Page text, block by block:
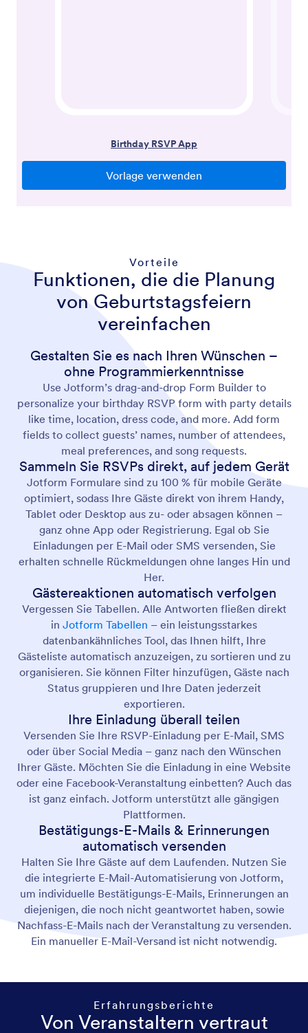
Vorteile
Funktionen, die die Planung
von Geburtstagsfeiern
vereinfachen
Gestalten Sie es nach Ihren Wünschen –
ohne Programmierkenntnisse
Use Jotform’s drag-and-drop Form Builder to
personalize your birthday RSVP form with party details
like time, location, dress code, and more. Add form
fields to collect guests’ names, number of attendees,
meal preferences, and song requests.
Sammeln Sie RSVPs direkt, auf jedem Gerät
Jotform Formulare sind zu 100 % für mobile Geräte
optimiert, sodass Ihre Gäste direkt von ihrem Handy,
Tablet oder Desktop aus zu- oder absagen können –
ganz ohne App oder Registrierung. Egal ob Sie
Einladungen per E-Mail oder SMS versenden, Sie
erhalten schnelle Rückmeldungen ohne langes Hin und
Her.
Gästereaktionen automatisch verfolgen
Vergessen Sie Tabellen. Alle Antworten fließen direkt
in Jotform Tabellen – ein leistungsstarkes
datenbankähnliches Tool, das Ihnen hilft, Ihre
Gästeliste automatisch anzuzeigen, zu sortieren und zu
organisieren. Sie können Filter hinzufügen, Gäste nach
Status gruppieren und Ihre Daten jederzeit
exportieren.
Ihre Einladung überall teilen
Versenden Sie Ihre RSVP-Einladung per E-Mail, SMS
oder über Social Media – ganz nach den Wünschen
Ihrer Gäste. Möchten Sie die Einladung in eine Website
oder eine Facebook-Veranstaltung einbetten? Auch das
ist ganz einfach. Jotform unterstützt alle gängigen
Plattformen.
Bestätigungs-E-Mails & Erinnerungen
automatisch versenden
Halten Sie Ihre Gäste auf dem Laufenden. Nutzen Sie
die integrierte E-Mail-Automatisierung von Jotform,
um individuelle Bestätigungs-E-Mails, Erinnerungen an
diejenigen, die noch nicht geantwortet haben, sowie
Nachfass-E-Mails nach der Veranstaltung zu versenden.
Ein manueller E-Mail-Versand ist nicht notwendig.
Erfahrungsberichte
Von Veranstaltern vertraut